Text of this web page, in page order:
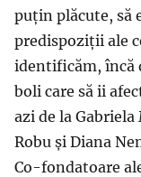
puțin plăcute, să
predispoziții ale
identificăm, încă
boli care să ii
azi de la
Robu și Diana
Co-fondatoare